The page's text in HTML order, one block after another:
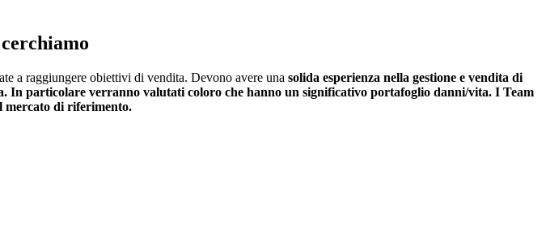
a raggiungere obiettivi di vendita. Devono avere una solida esperienza nella gestione e vendita di
particolare verranno valutati coloro che hanno un significativo portafoglio danni/vita. I Team
mercato di riferimento.